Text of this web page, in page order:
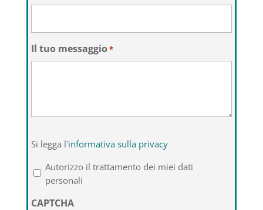
Il tuo messaggio*
legga
l'informativa
sulla
privacy
*
Si legga l'informativa sulla privacy
Autorizzo il trattamento dei miei dati
personali
CAPTCHA